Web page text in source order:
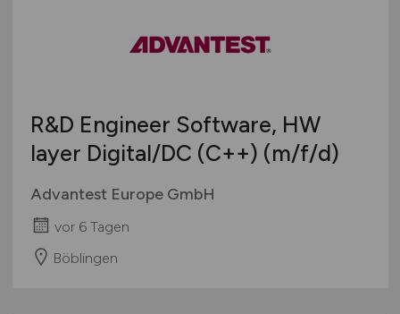
R&D Engineer Software, HW
layer Digital/DC (C++) (m/f/d)
Advantest Europe GmbH
vor 6 Tagen
Böblingen